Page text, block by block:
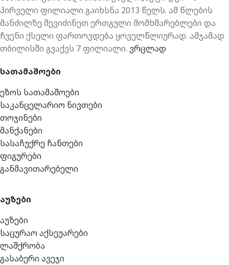
პირველი ფილიალი გაიხსნა 2013 წელს. ამ წლების
მანძილზე შევიძინეთ ერთგული მომხმარებლები და
ჩვენი ქსელი ფართოვდება ყოველწლიურად. ამჯამად
თბილისში გვაქვს 7 ფილიალი. ვრცლად
სათამაშოები
ეზოს სათამაშოები
საკანცელარიო ნივთები
თოჯინები
მანქანები
სასაჩუქრე ჩანთები
ფიგურები
განმავითარებელი
აუზები
აუზები
საცურაო აქსეუარები
ლაშქრობა
გასაბერი ავეჯი